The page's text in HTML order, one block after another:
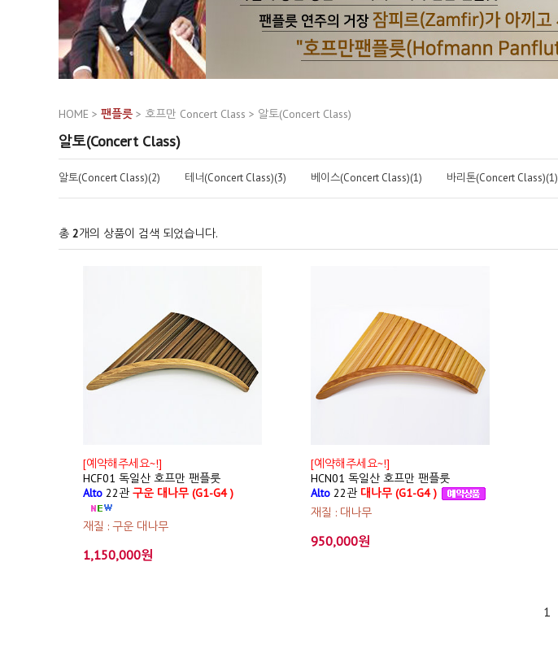
HOME > 팬플릇 > 호프만 Concert Class > 알토(Concert Class)
알토(Concert Class)
알토(Concert Class)(2) 테너(Concert Class)(3) 베이스(Concert Class)(1) 바리톤(Concert Class)(1)
총 2개의 상품이 검색 되었습니다.
[예약해주세요~!]
HCF01 독일산 호프만 팬플룻
Alto 22관구운 대나무 (G1-G4 )
재질 : 구운 대나무
1,150,000원
[예약해주세요~!]
HCN01 독일산 호프만 팬플룻
Alto 22관대나무 (G1-G4 )
재질 : 대나무
950,000원
1